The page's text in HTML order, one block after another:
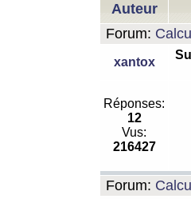
Auteur
Forum: Calcul
xantox
Réponses:
12
Vus:
216427
Forum: Calcul